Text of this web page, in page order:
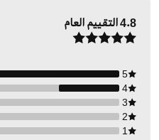
4.8التقييم العام
5
4
3
2
1